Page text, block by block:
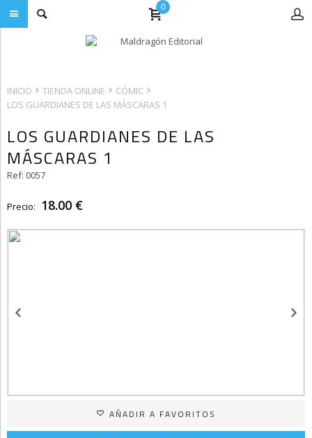
0
INICIO TIENDA ONLINE
CÓMIC
LOS GUARDIANES DE LAS MÁSCARAS 1
LOS GUARDIANES DE LAS
MÁSCARAS 1
Ref: 0057
Precio: 18.00 €
AÑADIR A FAVORITOS